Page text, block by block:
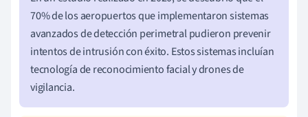
70% de los aeropuertos que implementaron sistemas
avanzados de detección perimetral pudieron prevenir
intentos de intrusión con éxito. Estos sistemas incluían
tecnología de reconocimiento facial y drones de
vigilancia.